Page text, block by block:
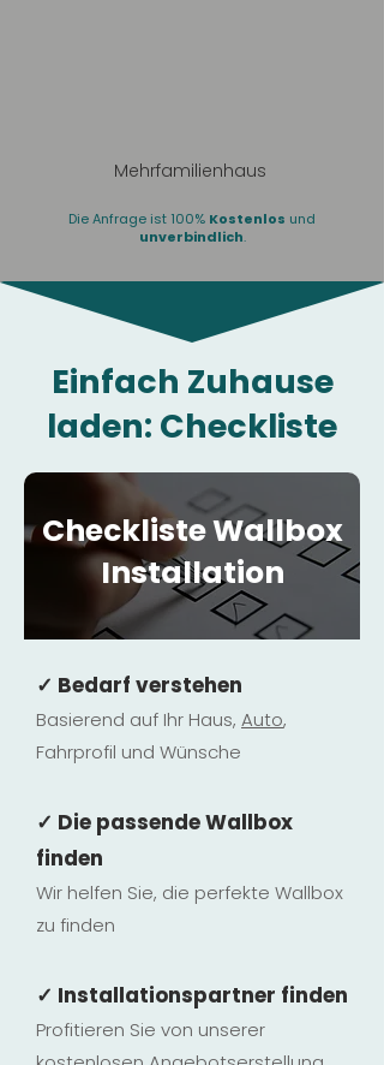
Mehrfamilienhaus
Die Anfrage ist 100% Kostenlos und
unverbindlich.
Einfach Zuhause
laden: Checkliste
Checkliste Wallbox
Installation
✓ Bedarf verstehen
Basierend auf Ihr Haus, Auto,
Fahrprofil und Wünsche
✓ Die passende Wallbox
finden
Wir helfen Sie, die perfekte Wallbox
zu finden
✓ Installationspartner finden
Profitieren Sie von unserer